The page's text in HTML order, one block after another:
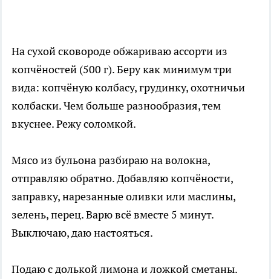
На сухой сковороде обжариваю ассорти из
копчёностей (500 г). Беру как минимум три
вида: копчёную колбасу, грудинку, охотничьи
колбаски. Чем больше разнообразия, тем
вкуснее. Режу соломкой.
Мясо из бульона разбираю на волокна,
отправляю обратно. Добавляю копчёности,
заправку, нарезанные оливки или маслины,
зелень, перец. Варю всё вместе 5 минут.
Выключаю, даю настояться.
Подаю с долькой лимона и ложкой сметаны.